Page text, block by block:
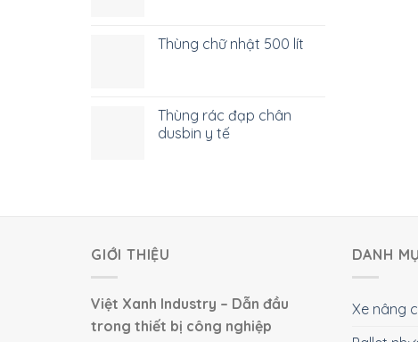
Thùng chữ nhật 500 lít
Thùng rác đạp chân
dusbin y tế
GIỚI THIỆU
Việt Xanh Industry – Dẫn đầu
trong thiết bị công nghiệp
DANH
Xe nâng